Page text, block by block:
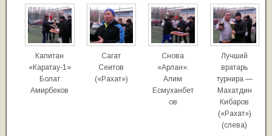
Капитан
«Каратау-1»
Болат
Амирбеков
Сагат
Сеитов
(«Рахат»)
Снова
«Арлан».
Алим
Есмуханбет
ов
Лучший
вратарь
турнира —
Махатдин
Кибаров
(«Рахат»)
(слева)